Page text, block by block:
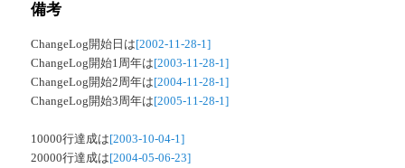
備考
ChangeLog開始日は[2002-11-28-1]
ChangeLog開始1周年は[2003-11-28-1]
ChangeLog開始2周年は[2004-11-28-1]
ChangeLog開始3周年は[2005-11-28-1]
10000行達成は[2003-10-04-1]
20000行達成は[2004-05-06-23]